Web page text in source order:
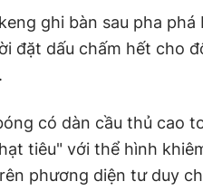
ghi bàn sau pha
đặt dấu chấm hết cho
có dàn cầu thủ cao
tiêu" với thể hình
phương diện tư duy